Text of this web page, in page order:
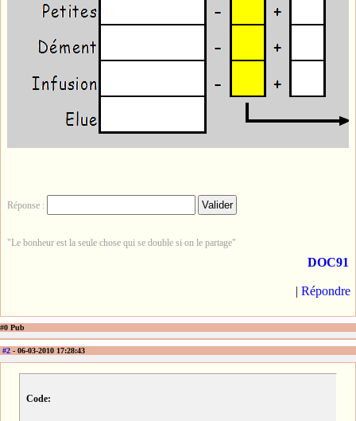
Réponse :
"Le bonheur est la seule chose qui se double si on le partage"
DOC91
| Répondre
#0 Pub
#2 - 06-03-2010 17:28:43
Code: